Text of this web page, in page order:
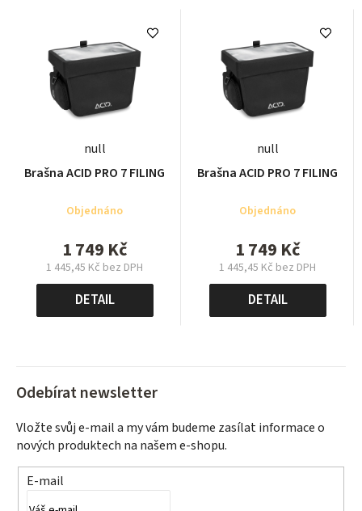
null
Brašna ACID PRO 7 FILING
Objednáno
1 749 Kč
1 445,45 Kč bez DPH
Měrná
cena:
DETAIL
null
Brašna ACID PRO 7 FILING
Objednáno
1 749 Kč
1 445,45 Kč bez DPH
Měrná
cena:
DETAIL
Odebírat newsletter
Vložte svůj e-mail a my vám budeme zasílat informace o
nových produktech na našem e-shopu.
E-mail